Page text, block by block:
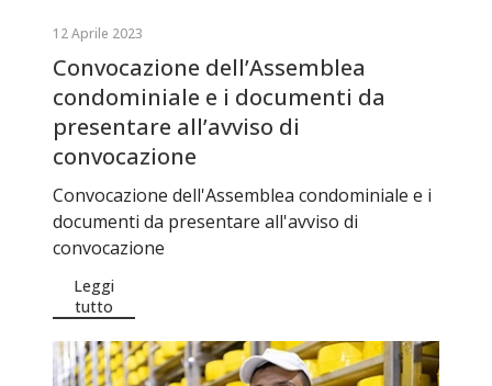
12 Aprile 2023
Convocazione dell’Assemblea
condominiale e i documenti da
presentare all’avviso di
convocazione
Convocazione dell'Assemblea condominiale e i
documenti da presentare all'avviso di
convocazione
Leggi
tutto